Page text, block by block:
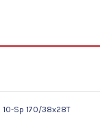
Sp 170/38x28T